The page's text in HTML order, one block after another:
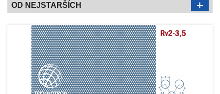
OD NEJSTARŠÍCH